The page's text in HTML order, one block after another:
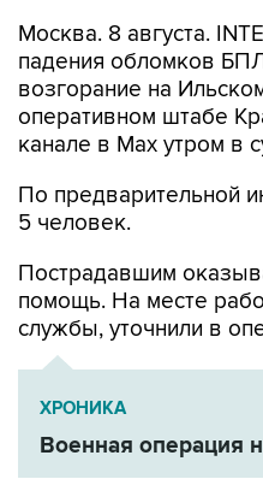
Москва. 8 августа.
падения обломков
возгорание на
оперативном штабе
канале в Max утром в
По предварительной
5 человек.
Пострадавшим
помощь. На месте
службы, уточнили в
ХРОНИКА
Военная операция